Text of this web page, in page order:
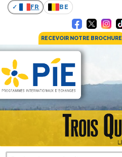
FR BE
RECEVOIR NOTRE BROCHURE